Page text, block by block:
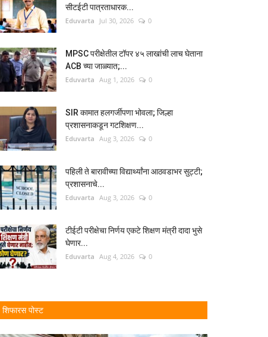
सीटईटी पात्रताधारक...
Eduvarta Jul 30, 2026 0
MPSC परीक्षेतील टॉपर ४५ लाखांची लाच घेताना
ACB च्या जाळ्यात;...
Eduvarta Aug 1, 2026 0
SIR कामात हलगर्जीपणा भोवला; जिल्हा
प्रशासनाकडून गटशिक्षण...
Eduvarta Aug 3, 2026 0
पहिली ते बारावीच्या विद्यार्थ्यांना आठवडाभर सुट्टी;
प्रशासनाचे...
Eduvarta Aug 3, 2026 0
टीईटी परीक्षेचा निर्णय एकटे शिक्षण मंत्री दादा भुसे
घेणार...
Eduvarta Aug 4, 2026 0
शिफारस पोस्ट